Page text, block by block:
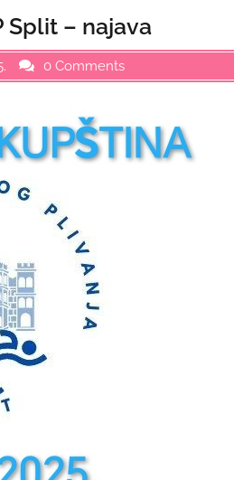
Split – najava
0 Comments